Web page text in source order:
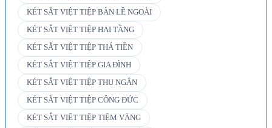
KÉT SẮT VIỆT TIỆP BÀN LỀ NGOÀI
KÉT SẮT VIỆT TIỆP HAI TẦNG
KÉT SẮT VIỆT TIỆP THẢ TIỀN
KÉT SẮT VIỆT TIỆP GIA ĐÌNH
KÉT SẮT VIỆT TIỆP THU NGÂN
KÉT SẮT VIỆT TIỆP CÔNG ĐỨC
KÉT SẮT VIỆT TIỆP TIỆM VÀNG